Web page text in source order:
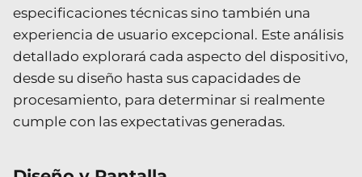
especificaciones técnicas sino también una
experiencia de usuario excepcional. Este análisis
detallado explorará cada aspecto del dispositivo,
desde su diseño hasta sus capacidades de
procesamiento, para determinar si realmente
cumple con las expectativas generadas.